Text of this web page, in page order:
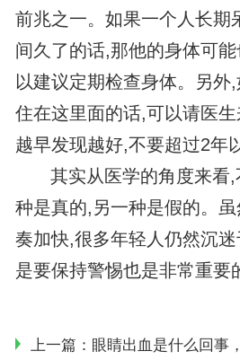
前兆之一。如果一个人长期
间久了的话,那他的身体可
以建议定期检查身体。另外
住在这里面的话,可以请医
越早发现越好,不要超过2年
其实从医学的角度来看
种是真的,另一种是假的。
奏加快,很多年轻人仍然沉
是要保持警惕也是非常重要
上一篇： 眼睛出血是什么回事